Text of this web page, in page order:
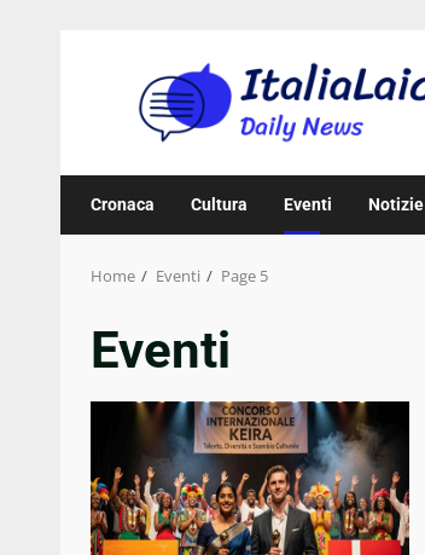
Cronaca Cultura Eventi Notizie
Home Eventi Page 5
Eventi